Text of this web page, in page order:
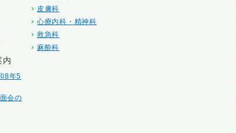
内
8年5
会の
皮膚科
心療内科・精神科
救急科
麻酔科